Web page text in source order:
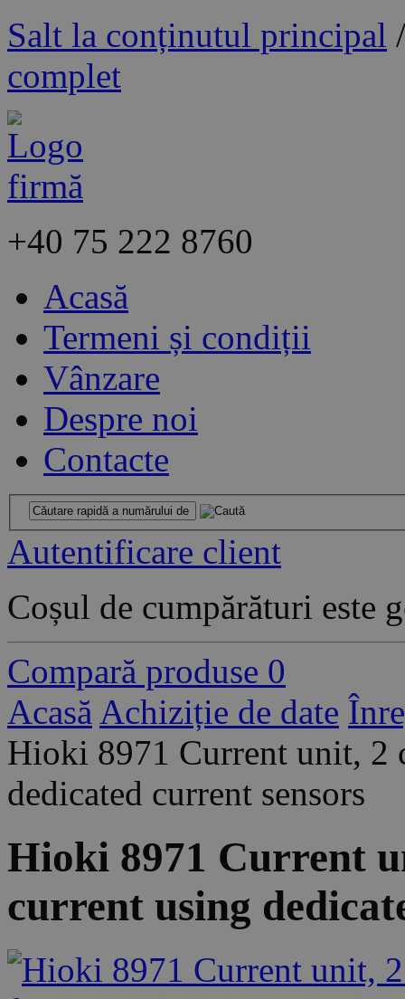
Salt la conținutul principal
complet
+40 75 222 8760
Acasă
Termeni și condiții
Vânzare
Despre noi
Contacte
Autentificare client
Coșul de cumpărături este
Compară produse 0
Acasă Achiziție de date
Hioki 8971 Current unit, 2
dedicated current sensors
Hioki 8971 Current
current using